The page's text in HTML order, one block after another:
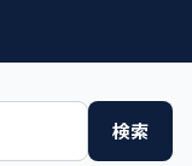
検索